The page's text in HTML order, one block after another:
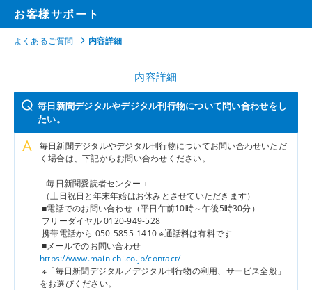
お客様サポート
よくあるご質問 内容詳細
内容詳細
毎日新聞デジタルやデジタル刊行物について問い合わせをし
たい。
毎日新聞デジタルやデジタル刊行物についてお問い合わせいただ
く場合は、下記からお問い合わせください。
□毎日新聞愛読者センター□
（土日祝日と年末年始はお休みとさせていただきます）
■電話でのお問い合わせ（平日午前10時～午後5時30分）
フリーダイヤル 0120-949-528
携帯電話から 050-5855-1410 ※通話料は有料です
■メールでのお問い合わせ
https://www.mainichi.co.jp/contact/
※「毎日新聞デジタル／デジタル刊行物の利用、サービス全般」
をお選びください。